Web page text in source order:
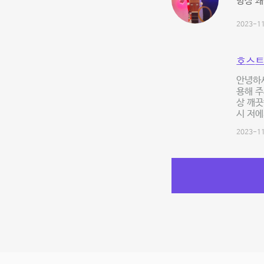
2023-
호스
안녕하
용해
상 깨
시 저
2023-